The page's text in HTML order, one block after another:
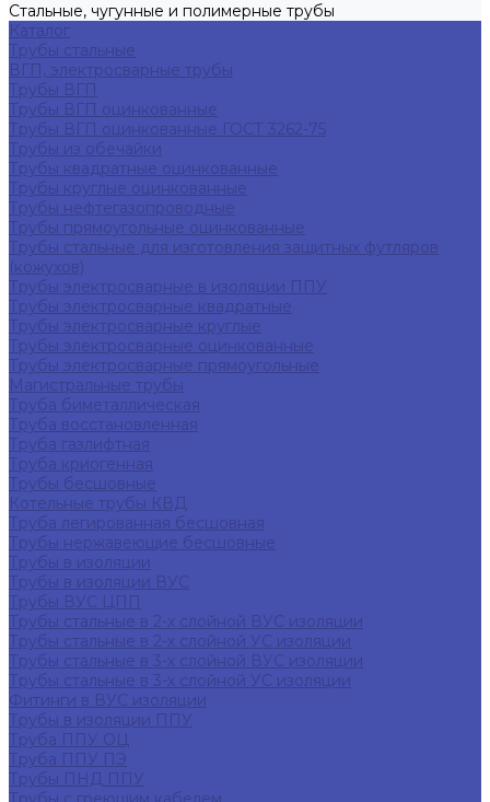
Стальные, чугунные и полимерные трубы
Каталог
Трубы стальные
ВГП, электросварные трубы
Трубы ВГП
Трубы ВГП оцинкованные
Трубы ВГП оцинкованные ГОСТ 3262-75
Трубы из обечайки
Трубы квадратные оцинкованные
Трубы круглые оцинкованные
Трубы нефтегазопроводные
Трубы прямоугольные оцинкованные
Трубы стальные для изготовления защитных футляров
(кожухов)
Трубы электросварные в изоляции ППУ
Трубы электросварные квадратные
Трубы электросварные круглые
Трубы электросварные оцинкованные
Трубы электросварные прямоугольные
Магистральные трубы
Труба биметаллическая
Труба восстановленная
Труба газлифтная
Труба криогенная
Трубы бесшовные
Котельные трубы КВД
Труба легированная бесшовная
Трубы нержавеющие бесшовные
Трубы в изоляции
Трубы в изоляции ВУС
Трубы ВУС ЦПП
Трубы стальные в 2-х слойной ВУС изоляции
Трубы стальные в 2-х слойной УС изоляции
Трубы стальные в 3-х слойной ВУС изоляции
Трубы стальные в 3-х слойной УС изоляции
Фитинги в ВУС изоляции
Трубы в изоляции ППУ
Труба ППУ ОЦ
Труба ППУ ПЭ
Трубы ПНД ППУ